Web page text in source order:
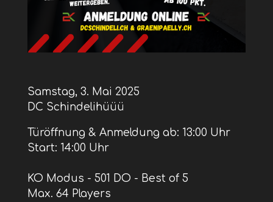
Samstag, 3. Mai 2025
DC Schindelihüüü
Türöffnung & Anmeldung ab: 13:00 Uhr
Start: 14:00 Uhr
KO Modus - 501 DO - Best of 5
Max. 64 Players